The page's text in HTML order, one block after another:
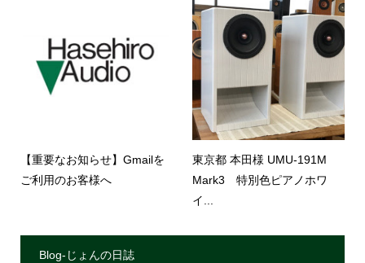
【重要なお知らせ】Gmailを
ご利用のお客様へ
東京都 本田様 UMU-191M
Mark3 特別色ピアノホワ
イ...
Blog-じょんの日誌